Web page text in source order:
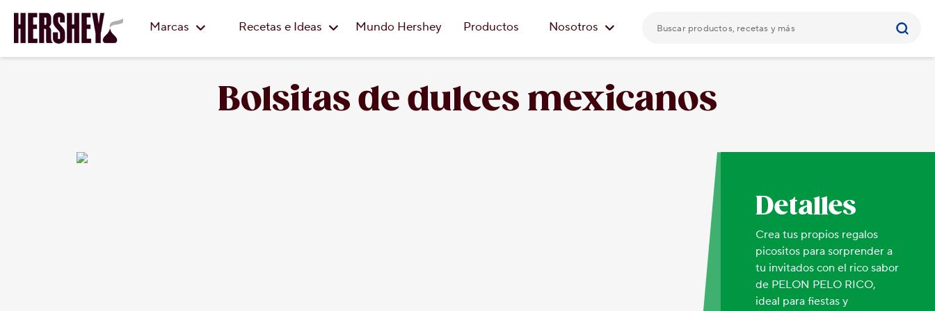
Marcas
Recetas e Ideas Mundo Hershey Productos Nosotros
Bolsitas de dulces mexicanos
Detalles
Crea tus propios regalos
picositos para sorprender a
tu invitados con el rico sabor
de PELON PELO RICO,
ideal para fiestas y